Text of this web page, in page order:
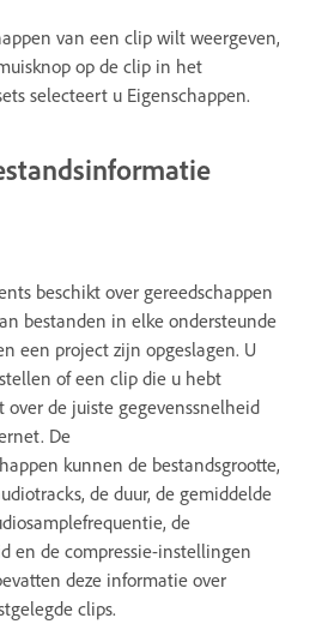
van een clip wilt weergeven,
op de clip in het
selecteert u Eigenschappen.
beschikt over gereedschappen
bestanden in elke ondersteunde
een project zijn opgeslagen. U
of een clip die u hebt
over de juiste gegevenssnelheid
De
kunnen de bestandsgrootte,
de duur, de gemiddelde
de
en de compressie-instellingen
deze informatie over
clips.